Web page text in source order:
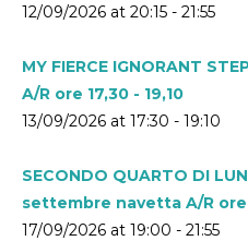
12/09/2026 at 20:15 - 21:55
MY FIERCE IGNORANT
A/R ore 17,30 - 19,10
13/09/2026 at 17:30 - 19:10
SECONDO QUARTO DI
settembre navetta A/R ore
17/09/2026 at 19:00 - 21:55